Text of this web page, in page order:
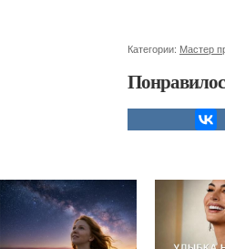
Категории: Мастер